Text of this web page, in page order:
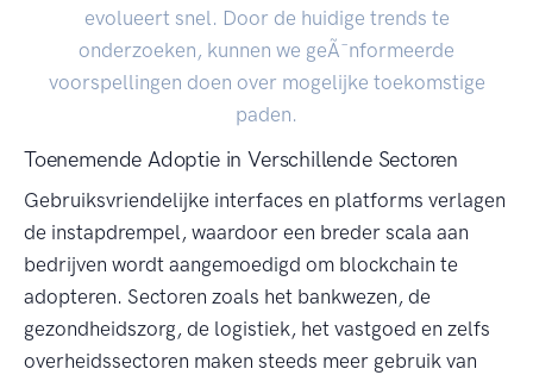
evolueert snel. Door de huidige trends te
onderzoeken, kunnen we geÃ¯nformeerde
voorspellingen doen over mogelijke toekomstige
paden.
Toenemende Adoptie in Verschillende Sectoren
Gebruiksvriendelijke interfaces en platforms verlagen
de instapdrempel, waardoor een breder scala aan
bedrijven wordt aangemoedigd om blockchain te
adopteren. Sectoren zoals het bankwezen, de
gezondheidszorg, de logistiek, het vastgoed en zelfs
overheidssectoren maken steeds meer gebruik van